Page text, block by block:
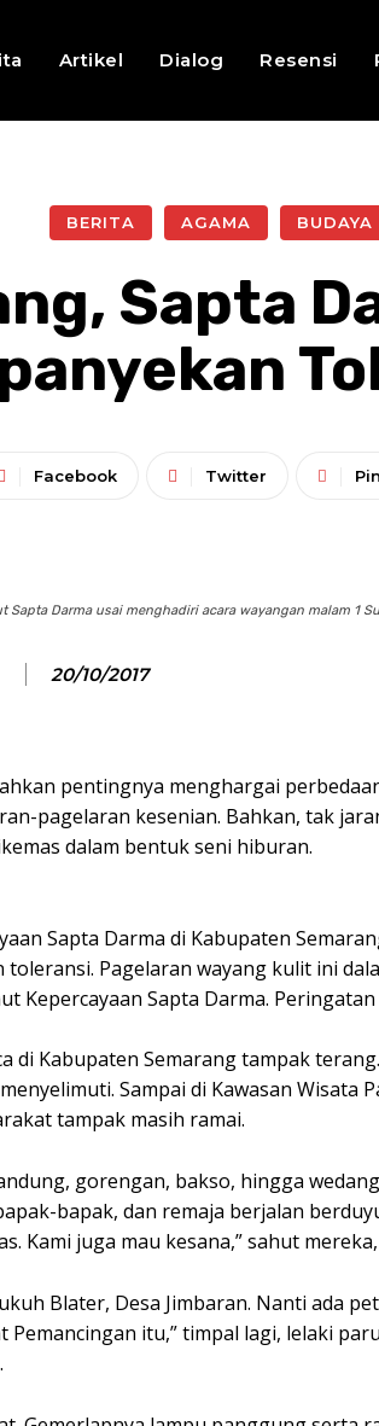
Artikel Dialog Resensi
BERITA AGAMA BUDAYA
Sapta
Facebook Twitter
Darma usai menghadiri acara wayangan malam 1
20/10/2017
pentingnya menghargai
pagelaran kesenian. Bahkan, tak
dalam bentuk seni hiburan.
Sapta Darma di Kabupaten
Pagelaran wayang kulit ini
Kepercayaan Sapta Darma.
di Kabupaten Semarang tampak
Sampai di Kawasan Wisata
tampak masih ramai.
gorengan, bakso, hingga
bapak, dan remaja berjalan
Kami juga mau kesana,” sahut
Blater, Desa Jimbaran. Nanti ada
itu,” timpal lagi, lelaki